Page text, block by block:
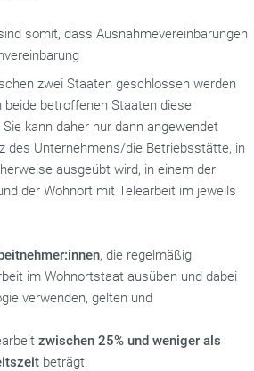
somit, dass Ausnahmevereinbarungen
zwei Staaten geschlossen werden
beide betroffenen Staaten diese
kann daher nur dann angewendet
des Unternehmens/die Betriebsstätte, in
ausgeübt wird, in einem der
der Wohnort mit Telearbeit im jeweils
, die regelmäßig
im Wohnortstaat ausüben und dabei
verwenden, gelten und
zwischen 25% und weniger als
beträgt.